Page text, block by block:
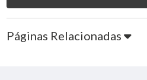
Páginas Relacionadas